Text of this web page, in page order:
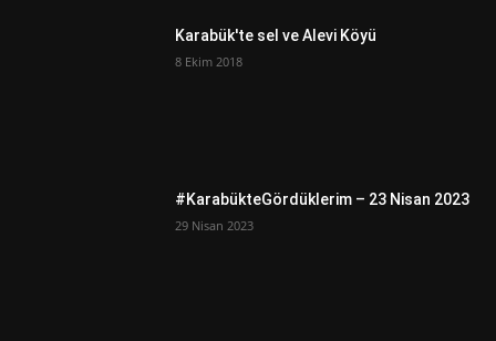
Karabük'te sel ve Alevi Köyü
8 Ekim 2018
#KarabükteGördüklerim – 23 Nisan 2023
29 Nisan 2023